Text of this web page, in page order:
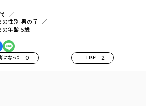
の性別:男の子
の年齢:5歳
になった 0 LIKE! 2
ンツ由来の180度開く設計。
ツは少し長めの丈感が
も上の短い丈感で作っています。
を入れて、
しています。
す。